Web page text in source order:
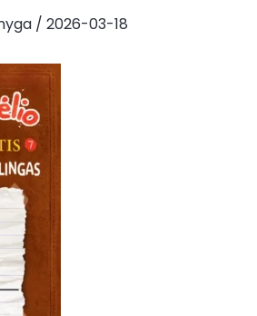
/ 2026-03-18